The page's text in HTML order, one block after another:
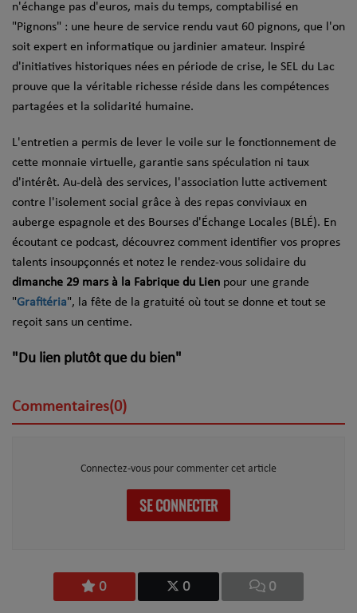
0 0 0
n'échange pas d'euros, mais du temps, comptabilisé en
"Pignons" : une heure de service rendu vaut 60 pignons, que l'on
soit expert en informatique ou jardinier amateur. Inspiré
d'initiatives historiques nées en période de crise, le SEL du Lac
prouve que la véritable richesse réside dans les compétences
partagées et la solidarité humaine.
L'entretien a permis de lever le voile sur le fonctionnement de
cette monnaie virtuelle, garantie sans spéculation ni taux
d'intérêt. Au-delà des services, l'association lutte activement
contre l'isolement social grâce à des repas conviviaux en
auberge espagnole et des Bourses d'Échange Locales (BLÉ). En
écoutant ce podcast, découvrez comment identifier vos propres
talents insoupçonnés et notez le rendez-vous solidaire du
dimanche 29 mars à la Fabrique du Lien pour une grande
"Grafitéria", la fête de la gratuité où tout se donne et tout se
reçoit sans un centime.
"Du lien plutôt que du bien"
Commentaires(0)
Connectez-vous pour commenter cet article
SE CONNECTER